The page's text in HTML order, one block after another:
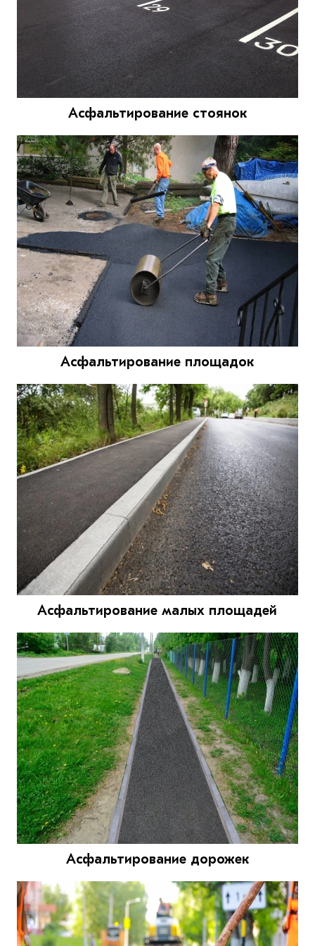
Асфальтирование стоянок
Асфальтирование площадок
Асфальтирование малых площадей
Асфальтирование дорожек